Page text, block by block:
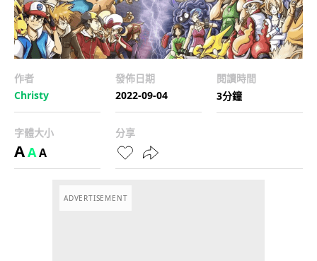
作者
Christy
發佈日期
2022-09-04
閱讀時間
3分鐘
字體大小
AAA
分享
ADVERTISEMENT